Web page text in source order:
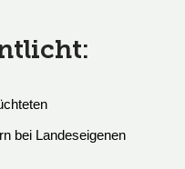
bei Landeseigenen